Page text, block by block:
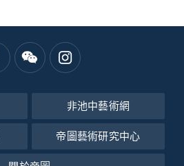
非池中藝術網
帝圖藝術研究中心